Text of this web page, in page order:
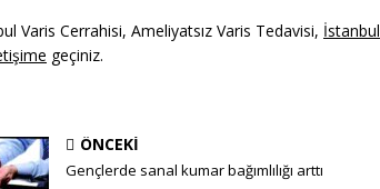
Varis Cerrahisi, Ameliyatsız Varis Tedavisi, İstanbul
geçiniz.
ÖNCEKI
Gençlerde sanal kumar bağımlılığı arttı